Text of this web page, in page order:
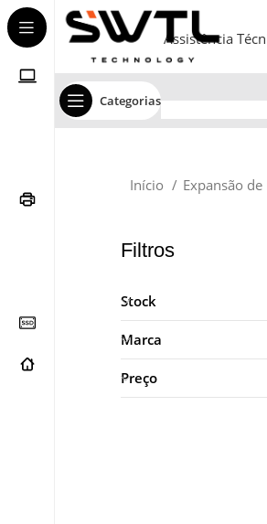
Categorias
Assistência
Início Expansão de
Filtros
Stock
Marca
Preço